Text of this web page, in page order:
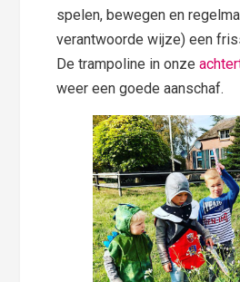
spelen, bewegen en
verantwoorde wijze) een
De trampoline in onze
weer een goede aanschaf.